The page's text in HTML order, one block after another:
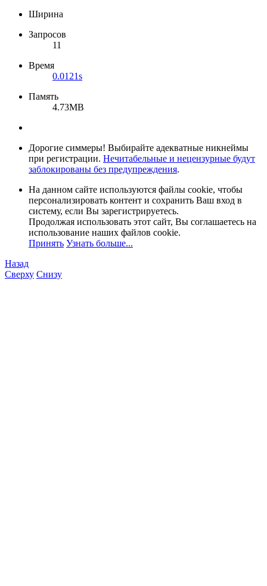
Ширина
Запросов
11
Время
0.0121s
Память
4.73MB
Дорогие симмеры! Выбирайте адекватные никнеймы
при регистрации. Нечитабельные и нецензурные будут
заблокированы без предупреждения.
На данном сайте используются файлы cookie, чтобы
персонализировать контент и сохранить Ваш вход в
систему, если Вы зарегистрируетесь.
Продолжая использовать этот сайт, Вы соглашаетесь на
использование наших файлов cookie.
Принять Узнать больше...
Назад
Сверху Снизу